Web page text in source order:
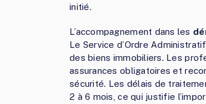
initié.
L’accompagnement dans les
Le Service d’Ordre
des biens immobiliers. Les
assurances obligatoires et
sécurité. Les délais de
2 à 6 mois, ce qui justifie